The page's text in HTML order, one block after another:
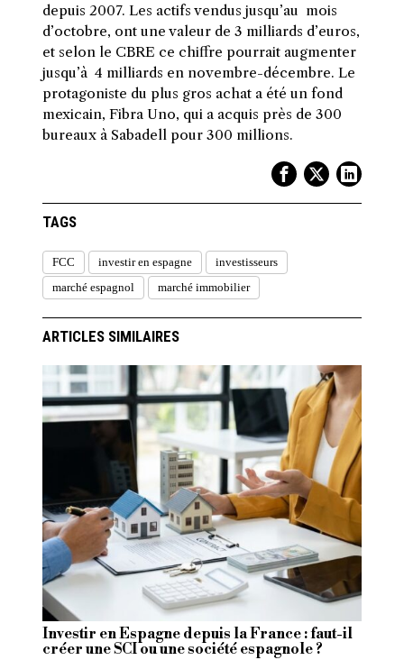
depuis 2007. Les actifs vendus jusqu’au mois
d’octobre, ont une valeur de 3 milliards d’euros,
et selon le CBRE ce chiffre pourrait augmenter
jusqu’à 4 milliards en novembre-décembre. Le
protagoniste du plus gros achat a été un fond
mexicain, Fibra Uno, qui a acquis près de 300
bureaux à Sabadell pour 300 millions.
TAGS
FCC investir en espagne
investisseurs
marché espagnol
marché immobilier
ARTICLES SIMILAIRES
Investir en Espagne depuis la France : faut-il
créer une SCI ou une société espagnole ?